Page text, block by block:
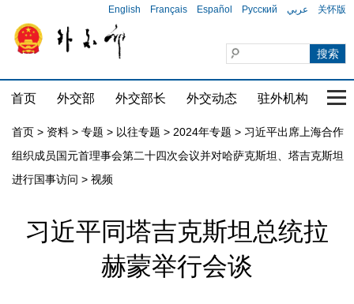
English Français Español Русский عربي 关怀版
首页 外交部 外交部长 外交动态 驻外机构 国
首页 > 资料 > 专题 > 以往专题 > 2024年专题 > 习近平出席上海合作
组织成员国元首理事会第二十四次会议并对哈萨克斯坦、塔吉克斯坦
进行国事访问 > 视频
习近平同塔吉克斯坦总统拉
赫蒙举行会谈